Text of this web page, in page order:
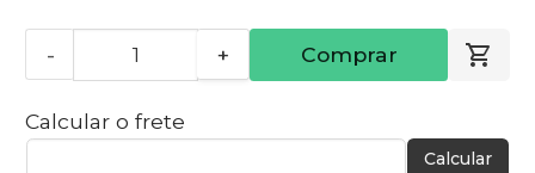
- + Comprar
Calcular o frete
Calcular